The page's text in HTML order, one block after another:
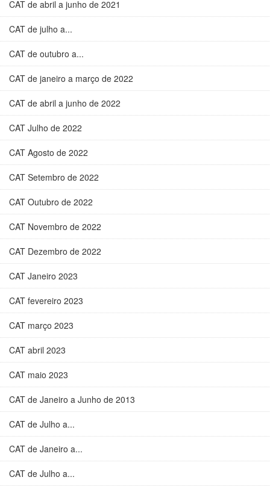
CAT de abril a junho de 2021
CAT de julho a...
CAT de outubro a...
CAT de janeiro a março de 2022
CAT de abril a junho de 2022
CAT Julho de 2022
CAT Agosto de 2022
CAT Setembro de 2022
CAT Outubro de 2022
CAT Novembro de 2022
CAT Dezembro de 2022
CAT Janeiro 2023
CAT fevereiro 2023
CAT março 2023
CAT abril 2023
CAT maio 2023
CAT de Janeiro a Junho de 2013
CAT de Julho a...
CAT de Janeiro a...
CAT de Julho a...